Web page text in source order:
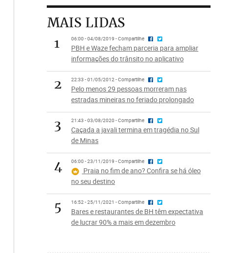
MAIS LIDAS
1
06:00 - 04/08/2019 - Compartilhe
PBH e Waze fecham parceria para ampliar
informações do trânsito no aplicativo
2 22:33 - 01/05/2012 - Compartilhe
Pelo menos 29 pessoas morreram nas
estradas mineiras no feriado prolongado
3 21:43 - 03/08/2020 - Compartilhe
Caçada a javali termina em tragédia no Sul
de Minas
4 06:00 - 23/11/2019 - Compartilhe
Praia no fim de ano? Confira se há óleo
no seu destino
5 16:52 - 25/11/2021 - Compartilhe
Bares e restaurantes de BH têm expectativa
de lucrar 90% a mais em dezembro